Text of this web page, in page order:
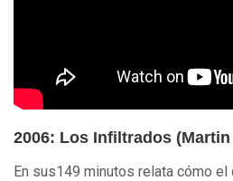
2006: Los Infiltrados
En sus149 minutos relata cómo